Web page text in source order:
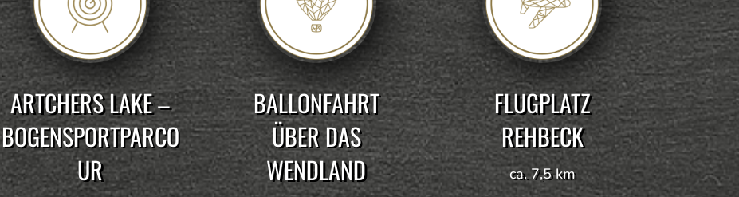
ARTCHERS LAKE –
BOGENSPORTPARCO
UR
BALLONFAHRT
ÜBER DAS
WENDLAND
FLUGPLATZ
REHBECK
ca. 7,5 km